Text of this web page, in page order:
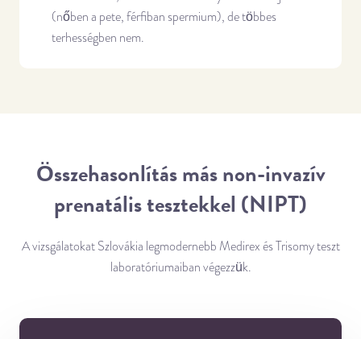
(nőben a pete, férfiban spermium), de többes
terhességben nem.
Összehasonlításmás non-invazív
prenatális tesztekkel (NIPT)
A vizsgálatokat Szlovákia legmodernebb Medirex és Trisomy teszt
laboratóriumaiban végezzük.